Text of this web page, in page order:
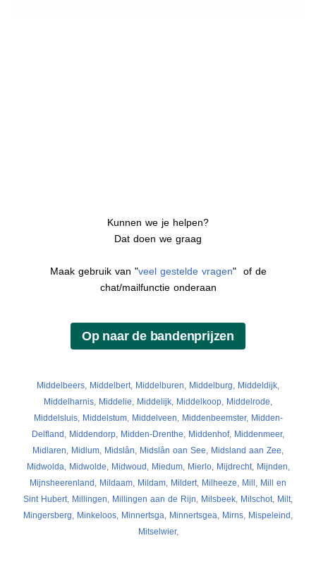
Kunnen we je helpen?
Dat doen we graag
Maak gebruik van "veel gestelde vragen" of de
chat/mailfunctie onderaan
Middelbeers Middelbert Middelburen Middelburg Middeldijk
Middelharnis Middelie Middelijk Middelkoop Middelrode
Middelsluis, Middelstum, Middelveen Middenbeemster, Midden-
Delfland
Middendorp Midden-Drenthe Middenhof, Middenmeer,
Midlaren
Midlum Midslân Midslân oan See Midsland aan Zee
Midwolda
Midwolde Midwoud Miedum, Mierlo, Mijdrecht, Mijnden
Mijnsheerenland
Mildaam Mildam Mildert Milheeze Mill
Mill en
Sint Hubert Millingen Millingen aan de Rijn Milsbeek Milschot Milt
Mingersberg
Minkeloos Minnertsga Minnertsgea Mirns Mispeleind
Mitselwier,